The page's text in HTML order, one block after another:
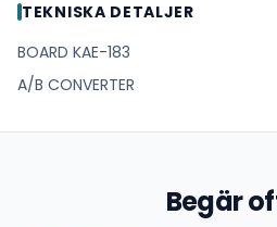
TEKNISKA DETALJER
BOARD KAE-183
A/B CONVERTER
Begär